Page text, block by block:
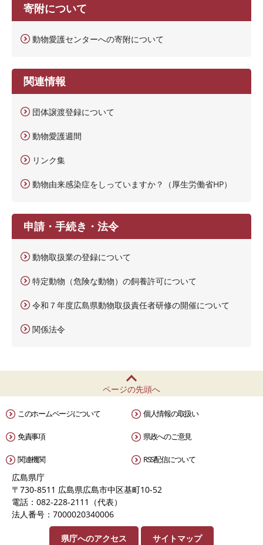
寄附について
動物愛護センターへの寄附について
関連情報
団体譲渡登録について
動物愛護週間
リンク集
動物由来感染症をしっていますか？（厚生労働省HP）
申請・手続き・法令
動物取扱業の登録について
特定動物（危険な動物）の飼養許可について
令和７年度広島県動物取扱責任者研修の開催について
関係法令
ページの先頭へ
このホームページについて 個人情報の取扱い
免責事項 県政へのご意見
関連機関 RSS配信について
広島県庁
〒730-8511 広島県広島市中区基町10-52
電話：082-228-2111（代表）
法人番号：7000020340006
県庁へのアクセス サイトマップ